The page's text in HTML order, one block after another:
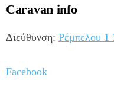
Caravan info
Διεύθυνση: Ρέμπελου 1
Facebook